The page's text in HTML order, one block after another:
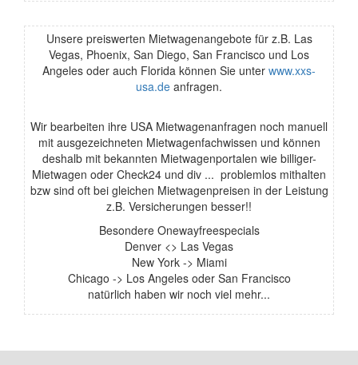
Unsere preiswerten Mietwagenangebote für z.B. Las
Vegas, Phoenix, San Diego, San Francisco und Los
Angeles oder auch Florida können Sie unter www.xxs-
usa.de anfragen.
Wir bearbeiten ihre USA Mietwagenanfragen noch manuell
mit ausgezeichneten Mietwagenfachwissen und können
deshalb mit bekannten Mietwagenportalen wie billiger-
Mietwagen oder Check24 und div ... problemlos mithalten
bzw sind oft bei gleichen Mietwagenpreisen in der Leistung
z.B. Versicherungen besser!!
Besondere Onewayfreespecials
Denver <> Las Vegas
New York -> Miami
Chicago -> Los Angeles oder San Francisco
natürlich haben wir noch viel mehr...